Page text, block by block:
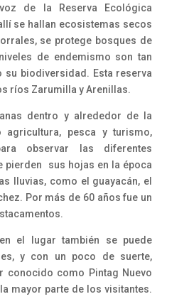
de la Reserva Ecológica
se hallan ecosistemas secos
se protege bosques de
de endemismo son tan
su biodiversidad. Esta reserva
ríos Zarumilla y Arenillas.
dentro y alrededor de la
agricultura, pesca y turismo,
observar las diferentes
pierden sus hojas en la época
lluvias, como el guayacán, el
Por más de 60 años fue un
el lugar también se puede
y con un poco de suerte,
conocido como Pintag Nuevo
mayor parte de los visitantes.